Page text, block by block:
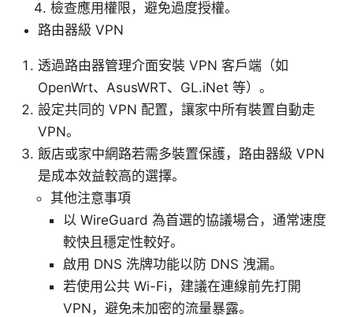
檢查應用權限，避免過度授權。
路由器級 VPN
透過路由器管理介面安裝 VPN 客戶端（如
OpenWrt、AsusWRT、GL.iNet 等）。
設定共同的 VPN 配置，讓家中所有裝置自動走
VPN。
飯店或家中網路若需多裝置保護，路由器級 VPN
是成本效益較高的選擇。
其他注意事項
以 WireGuard 為首選的協議場合，通常速度
較快且穩定性較好。
啟用 DNS 洗牌功能以防 DNS 洩漏。
若使用公共 Wi-Fi，建議在連線前先打開
VPN，避免未加密的流量暴露。